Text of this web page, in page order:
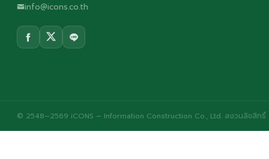
info@icons.co.th
© 2548–2569 iCONS – Information Construction Co., Ltd. สงวนลิขสิทธิ์